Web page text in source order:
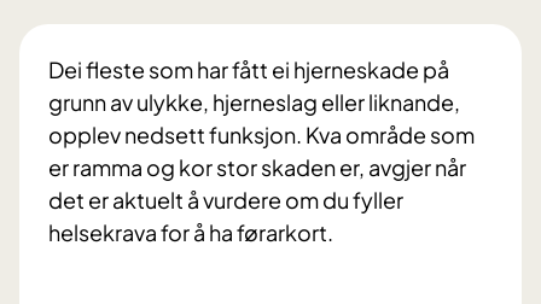
Dei fleste som har fått ei hjerneskade på
grunn av ulykke, hjerneslag eller liknande,
opplev nedsett funksjon. Kva område som
er ramma og kor stor skaden er, avgjer når
det er aktuelt å vurdere om du fyller
helsekrava for å ha førarkort.